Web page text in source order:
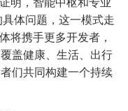
明，智能中枢和专业
体问题，这一模式走
将携手更多开发者，
盖健康、生活、出行
们共同构建一个持续